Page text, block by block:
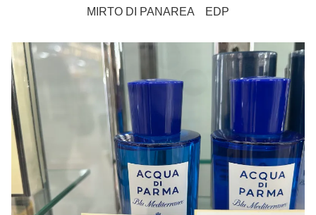
MIRTO DI PANAREA EDP